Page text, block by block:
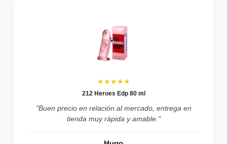
★★★★★
212 Heroes Edp 80 ml
"Buen precio en relación al mercado, entrega en
tienda muy rápida y amable."